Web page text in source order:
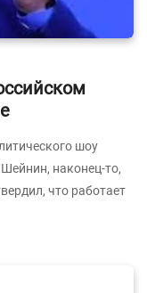
шоу
наконец-то,
что работает